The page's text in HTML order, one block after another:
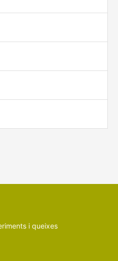
i queixes